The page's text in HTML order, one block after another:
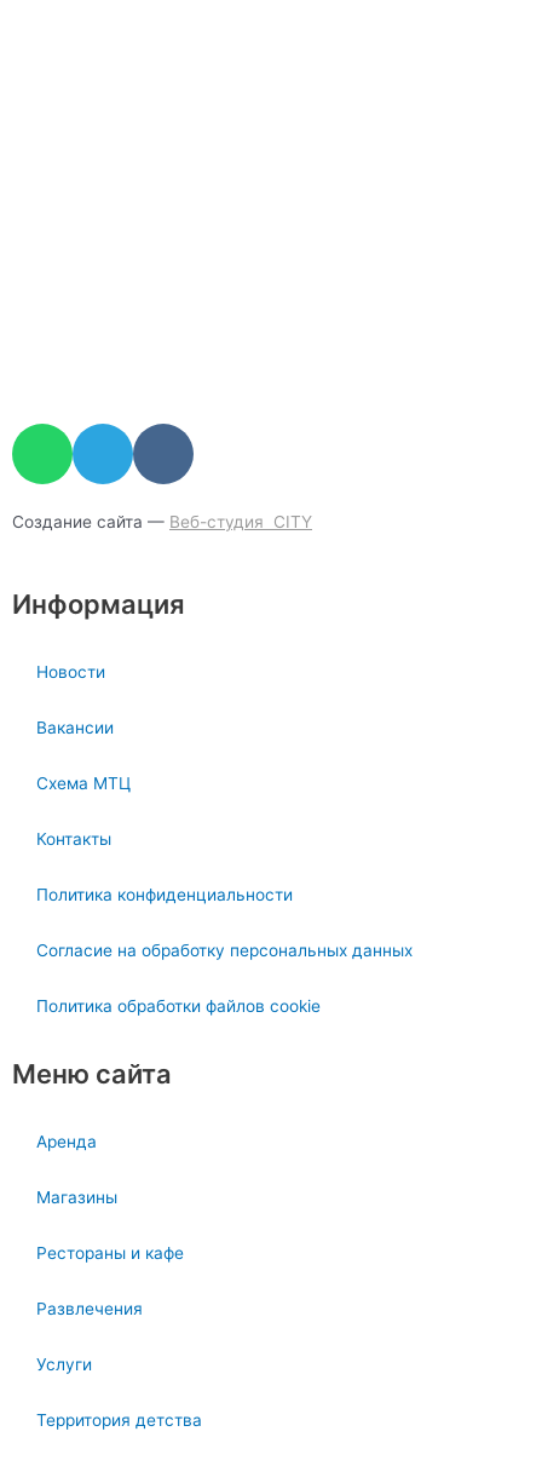
W
t
a
p
T
e
a
V
Создание сайта — Веб-студия CITY
Информация
Новости
Вакансии
Схема МТЦ
Контакты
Политика конфиденциальности
Согласие на обработку персональных данных
Политика обработки файлов cookie
Меню сайта
Аренда
Магазины
Рестораны и кафе
Развлечения
Услуги
Территория детства